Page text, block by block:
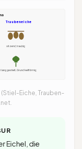
Traubeneiche
sitzend, traubig
lang gestielt, Grund keilförmig
Eiche, Trauben-
Eichel, die